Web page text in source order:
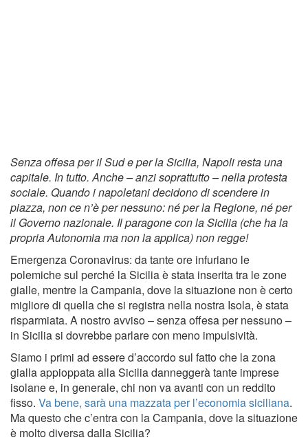
Senza offesa per il Sud e per la Sicilia, Napoli resta una
capitale. In tutto. Anche – anzi soprattutto – nella protesta
sociale. Quando i napoletani decidono di scendere in
piazza, non ce n’è per nessuno: né per la Regione, né per
il Governo nazionale. Il paragone con la Sicilia (che ha la
propria Autonomia ma non la applica) non regge!
Emergenza Coronavirus: da tante ore infuriano le
polemiche sul perché la Sicilia è stata inserita tra le zone
gialle, mentre la Campania, dove la situazione non è certo
migliore di quella che si registra nella nostra Isola, è stata
risparmiata. A nostro avviso – senza offesa per nessuno –
in Sicilia si dovrebbe parlare con meno impulsività.
Siamo i primi ad essere d’accordo sul fatto che la zona
gialla appioppata alla Sicilia danneggerà tante imprese
isolane e, in generale, chi non va avanti con un reddito
fisso. Va bene, sarà una mazzata per l’economia siciliana.
Ma questo che c’entra con la Campania, dove la situazione
è molto diversa dalla Sicilia?